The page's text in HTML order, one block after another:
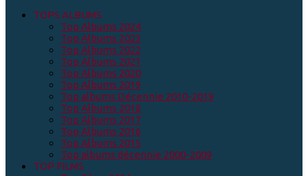
TOPS ALBUMS
Top Albums 2024
Top Albums 2023
Top Albums 2022
Top Albums 2021
Top Albums 2020
Top Albums 2019
Top albums Décennie 2010-2019
Top Albums 2018
Top Albums 2017
Top Albums 2016
Top Albums 2015
Top albums décennie 2000-2009
TOP FILMS